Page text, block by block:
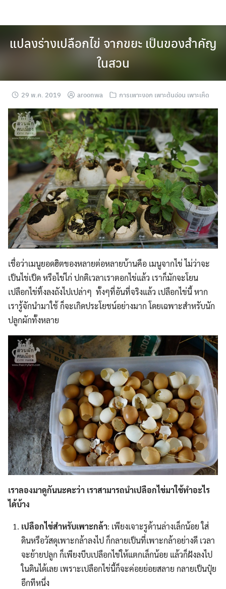
แปลงร่างเปลือกไข่ จากขยะ เป็นของสำคัญ
ในสวน
29 พ.ค. 2019 aroonwa การเพาะงอก เพาะต้นอ่อน เพาะเห็ด
เชื่อว่าเมนูยอดฮิตของหลายต่อหลายบ้านคือ เมนูจากไข่ ไม่ว่าจะ
เป็นไข่เป็ด หรือไข่ไก่ ปกติเวลาเราตอกไข่แล้ว เราก็มักจะโยน
เปลือกไข่ทิ้งลงถังไปเปล่าๆ ทั้งๆที่อันที่จริงแล้ว เปลือกไข่นี้ หาก
เรารู้จักนำมาใช้ ก็จะเกิดประโยชน์อย่างมาก โดยเฉพาะสำหรับนัก
ปลูกผักทั้งหลาย
เราลองมาดูกันนะคะว่า เราสามารถนำเปลือกไข่มาใช้ทำอะไร
ได้บ้าง
เปลือกไข่สำหรับเพาะกล้า: เพียงเจาะรูด้านล่างเล็กน้อย ใส่
ดินหรือวัสดุเพาะกล้าลงไป ก็กลายเป็นที่เพาะกล้าอย่างดี เวลา
จะย้ายปลูก ก็เพียงบีบเปลือกไข่ให้แตกเล็กน้อย แล้วก็ฝังลงไป
ในดินได้เลย เพราะเปลือกไข่นี้ก็จะค่อยย่อยสลาย กลายเป็นปุ๋ย
อีกทีหนึ่ง